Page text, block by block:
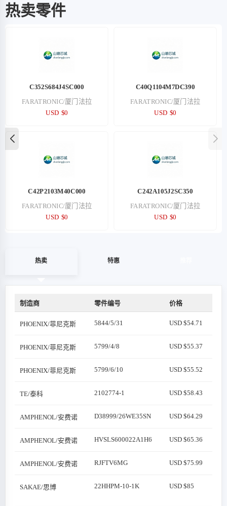
热卖零件
C352S684J4SC000
FARATRONIC/厦门法拉
USD $0
C40Q1104M7DC390
FARATRONIC/厦门法拉
USD $0
C42P2103M40C000
FARATRONIC/厦门法拉
USD $0
C242A105J2SC350
FARATRONIC/厦门法拉
USD $0
热卖 特惠
制造商 零件编号 价格
PHOENIX/菲尼克斯 5844/5/31 USD $54.71
PHOENIX/菲尼克斯 5799/4/8 USD $55.37
PHOENIX/菲尼克斯 5799/6/10 USD $55.52
TE/泰科 2102774-1 USD $58.43
AMPHENOL/安费诺 D38999/26WE35SN USD $64.29
AMPHENOL/安费诺 HVSLS600022A1H6 USD $65.36
AMPHENOL/安费诺 RJFTV6MG USD $75.99
SAKAE/思博 22HHPM-10-1K USD $85